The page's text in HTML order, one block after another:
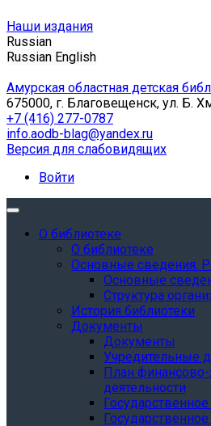
Наши издания
Russian
Russian English
Амурская областная детская
675000, г. Благовещенск, ул. Б.
+7 (416) 277-0787
info.aodb-blag@yandex.ru
Версия для слабовидящих
Войти
О библиотеке
О библиотеке
Основные сведения.
Основные
Структура
История библиотеки
Документы
Документы
Учредительные
План финансово-
деятельности